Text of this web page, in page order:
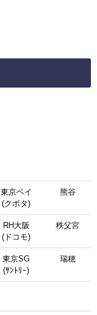
東京ベイ
(クボタ)
熊谷
RH大阪
(ドコモ)
秩父宮
東京SG
(ｻﾝﾄﾘｰ)
瑞穂